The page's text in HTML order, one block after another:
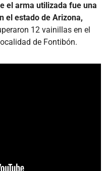
el arma utilizada fue una
el estado de Arizona,
12 vainillas en el
de Fontibón.